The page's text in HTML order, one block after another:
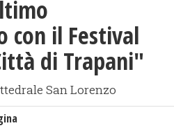
con il Festival
di Trapani"
San Lorenzo